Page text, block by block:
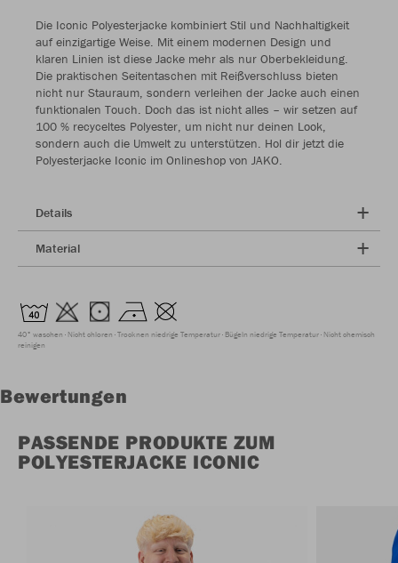
Die Iconic Polyesterjacke kombiniert Stil und Nachhaltigkeit
auf einzigartige Weise. Mit einem modernen Design und
klaren Linien ist diese Jacke mehr als nur Oberbekleidung.
Die praktischen Seitentaschen mit Reißverschluss bieten
nicht nur Stauraum, sondern verleihen der Jacke auch einen
funktionalen Touch. Doch das ist nicht alles – wir setzen auf
100 % recyceltes Polyester, um nicht nur deinen Look,
sondern auch die Umwelt zu unterstützen. Hol dir jetzt die
Polyesterjacke Iconic im Onlineshop von JAKO.
Details
Material
40° waschen Nicht chloren Trocknen niedrige Temperatur Bügeln niedrige Temperatur Nicht chemisch
reinigen
Bewertungen
PASSENDE PRODUKTE ZUM
POLYESTERJACKE ICONIC